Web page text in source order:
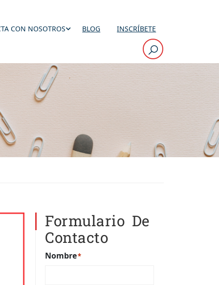
CON NOSOTROS BLOG INSCRÍBETE
Formulario De
Contacto
Nombre*